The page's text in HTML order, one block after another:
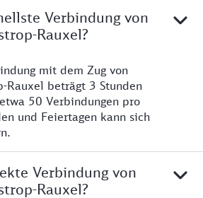
Verbindung von
Rauxel?
mit dem Zug von
Rauxel beträgt 3 Stunden
50 Verbindungen pro
und Feiertagen kann sich
Verbindung von
Rauxel?